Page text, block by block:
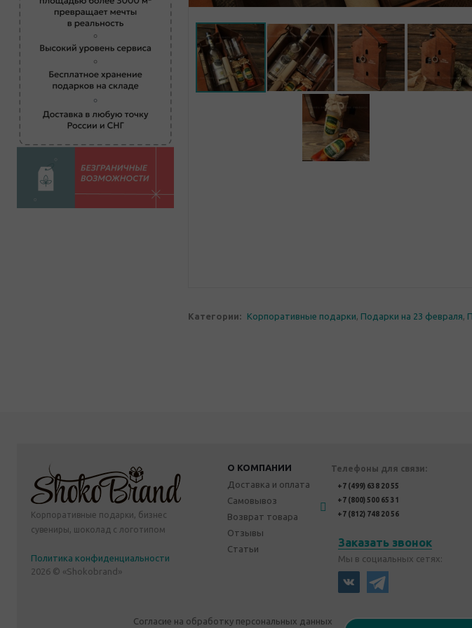
Категории: Корпоративные подарки, Подарки на 23 февраля,
Корпоративные подарки, бизнес
сувениры, шоколад с логотипом
Политика конфиденциальности
2026 © «Shokobrand»
О КОМПАНИИ
Доставка и оплата
Самовывоз
Возврат товара
Отзывы
Статьи
Телефоны для связи:
+7 (499) 638 20 55
+7 (800) 500 65 31
+7 (812) 748 20 56
Заказать звонок
Мы в социальных сетях:
Согласие на обработку персональных данных